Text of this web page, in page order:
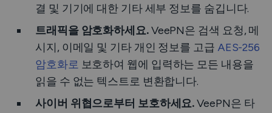
결 및 기기에 대한 기타 세부 정보를 숨깁니다.
트래픽을 암호화하세요.VeePN은 검색 요청, 메
시지, 이메일 및 기타 개인 정보를 고급 AES-256
암호화로 보호하여 웹에 입력하는 모든 내용을
읽을 수 없는 텍스트로 변환합니다.
사이버 위협으로부터 보호하세요.VeePN은 타